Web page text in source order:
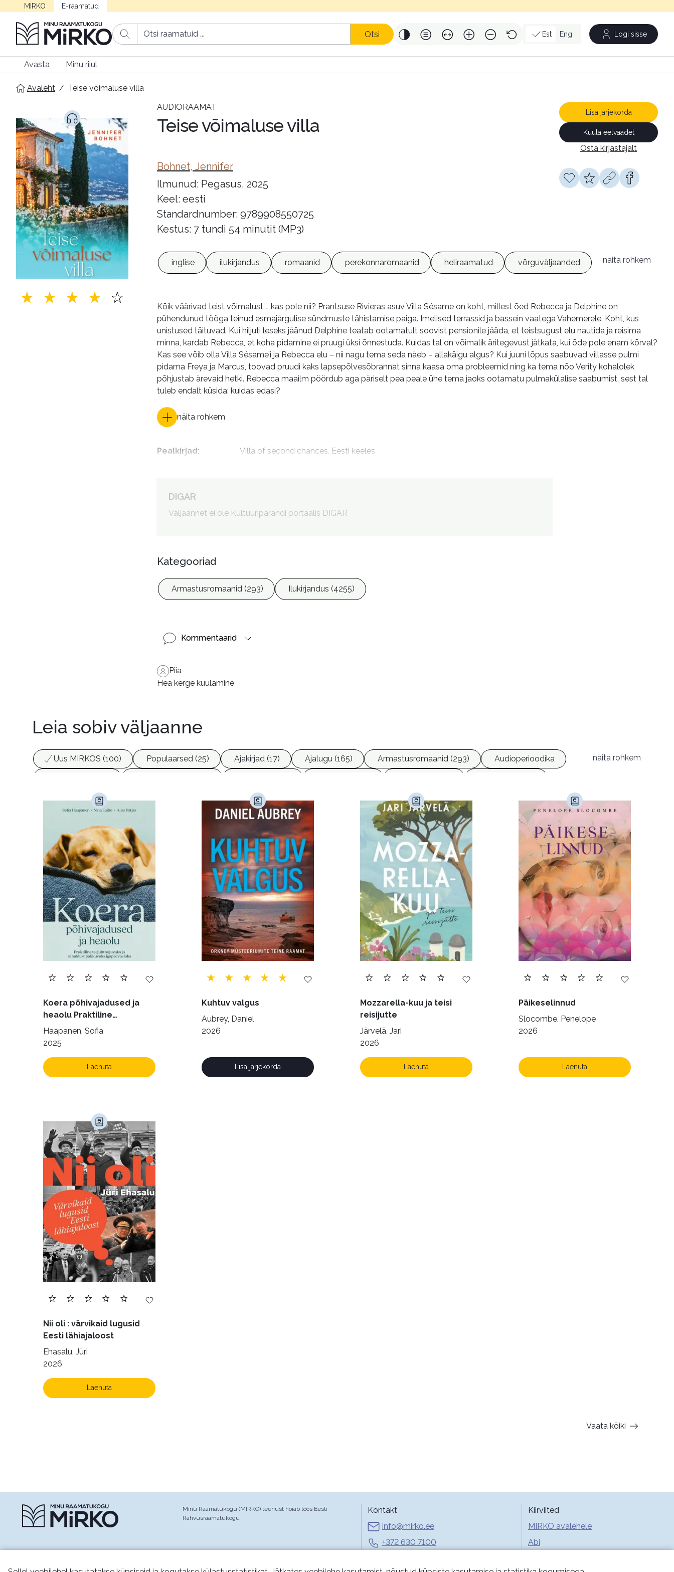
MIRKO E-raamatud
Otsi Est Eng Logi sisse
Avasta Minu riiul
Avaleht / Teise võimaluse villa
AUDIORAAMAT
Teise võimaluse villa
Bohnet, Jennifer
Ilmunud: Pegasus, 2025
Keel: eesti
Standardnumber: 9789908550725
Kestus: 7 tundi 54 minutit (MP3)
Lisa järjekorda
Kuula eelvaadet
Osta kirjastajalt
inglise ilukirjandus romaanid perekonnaromaanid heliraamatud võrguväljaanded näita rohkem
Kõik väärivad teist võimalust … kas pole nii? Prantsuse Rivieras asuv Villa Sésame on koht, millest õed Rebecca ja Delphine on
pühendunud tööga teinud esmajärgulise sündmuste tähistamise paiga. Imelised terrassid ja bassein vaatega Vahemerele. Koht, kus
unistused täituvad. Kui hiljuti leseks jäänud Delphine teatab ootamatult soovist pensionile jääda, et teistsugust elu nautida ja reisima
minna, kardab Rebecca, et koha pidamine ei pruugi üksi õnnestuda. Kuidas tal on võimalik äritegevust jätkata, kui õde pole enam kõrval?
Kas see võib olla Villa Sésame’i ja Rebecca elu – nii nagu tema seda näeb – allakäigu algus? Kui juuni lõpus saabuvad villasse pulmi
pidama Freya ja Marcus, toovad pruudi kaks lapsepõlvesõbrannat sinna kaasa oma probleemid ning ka tema nõo Verity kohalolek
põhjustab ärevaid hetki. Rebecca maailm pöördub aga päriselt pea peale ühe tema jaoks ootamatu pulmakülalise saabumist, sest tal
tuleb endalt küsida: kuidas edasi?
näita rohkem
Pealkirjad:
Villa of second chances. Eesti keeles
DIGAR
Väljaannet ei ole Kultuuripärandi portaalis DIGAR
Kategooriad
Armastusromaanid (293) Ilukirjandus (4255)
Kommentaarid
Piia
Hea kerge kuulamine
Leia sobiv väljaanne
Uus MIRKOS (100) Populaarsed (25) Ajakirjad (17) Ajalugu (165) Armastusromaanid (293)
Audioperioodika
Juhtimine (23) Krimi ja põnevik (1284)
Kunst ja looming (86)
Laste- ja noortekirjandus (580) Loodus (54) Loodusteadus (32)
Luule (75)
Maamajandus (24)
Perioodika (15) Psühholoogia (184) Rahandus (47)
Religioon (107)
Siseturvalisus (34)
Sport (52) Tehnika (6) Telekommunikatsioon (9) Tervis (147)
Transport (8)
Ulme ja fantaasia (244)
Vabakasutus (423) Õigus (22) Ühiskond (168)
näita rohkem
Koera põhivajadused ja
heaolu Praktiline
käsiraamat sujuvaks ja
rahuldust pakkuvaks
Haapanen, Sofia
2025
Laenuta
Kuhtuv valgus
Aubrey, Daniel
2026
Lisa järjekorda
Mozzarella-kuu ja teisi
reisijutte
Järvelä, Jari
2026
Laenuta
Päikeselinnud
Slocombe, Penelope
2026
Laenuta
Nii oli : värvikaid lugusid
Eesti lähiajaloost
Ehasalu, Jüri
2026
Laenuta
Vaata kõiki
Minu Raamatukogu (MIRKO) teenust hoiab töös Eesti
Rahvusraamatukogu
Kontakt
info@mirko.ee
+372 630 7100
Kiirviited
MIRKO avalehele
Abi